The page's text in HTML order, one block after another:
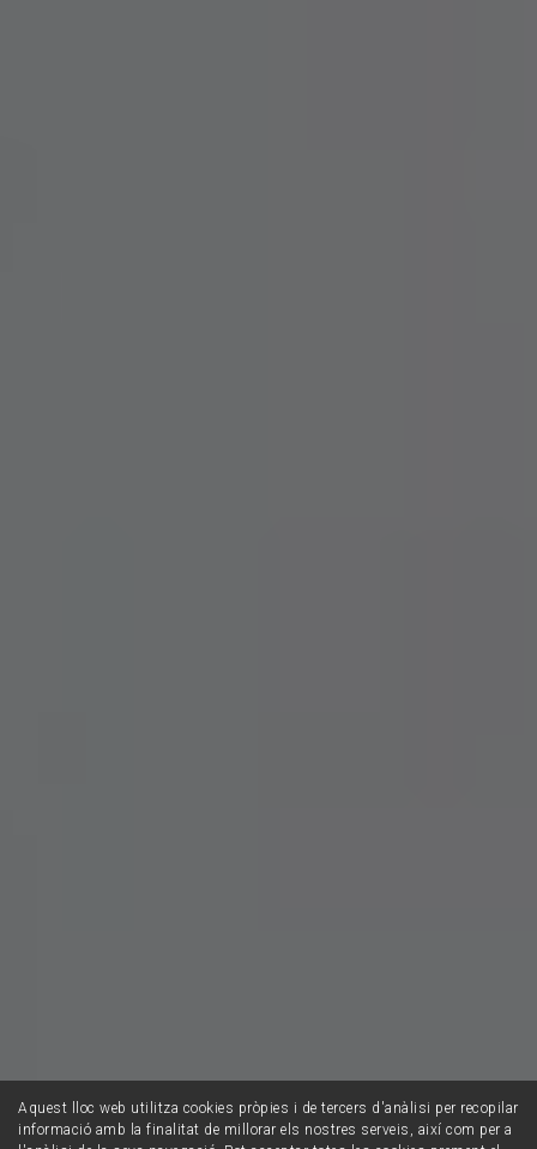
Aquest lloc web utilitza cookies pròpies i de tercers d'anàlisi per recopilar
informació amb la finalitat de millorar els nostres serveis, així com per a